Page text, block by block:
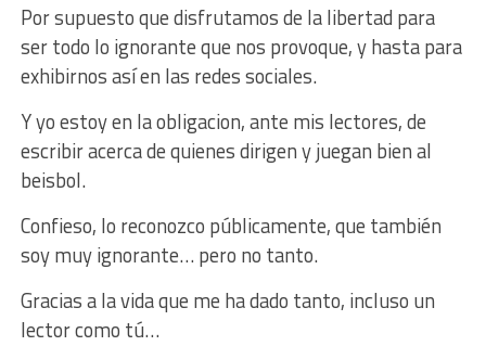
Por supuesto que disfrutamos de la libertad para
ser todo lo ignorante que nos provoque, y hasta para
exhibirnos así en las redes sociales.
Y yo estoy en la obligacion, ante mis lectores, de
escribir acerca de quienes dirigen y juegan bien al
beisbol.
Confieso, lo reconozco públicamente, que también
soy muy ignorante… pero no tanto.
Gracias a la vida que me ha dado tanto, incluso un
lector como tú…